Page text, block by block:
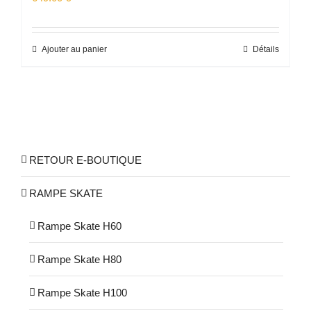
Ajouter au panier Détails
RETOUR E-BOUTIQUE
RAMPE SKATE
Rampe Skate H60
Rampe Skate H80
Rampe Skate H100